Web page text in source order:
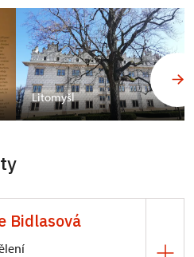
Litomyšl
Bidlasová